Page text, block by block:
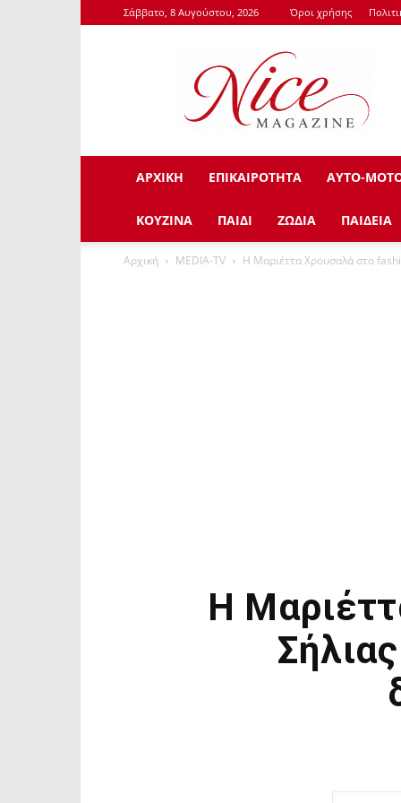
Σάββατο, 8 Αυγούστου, 2026 Όροι χρήσης
NiceMagazine.Gr
ΑΡΧΙΚΗ ΕΠΙΚΑΙΡΟΤΗΤΑ ΑΥΤΟ-
ΚΟΥΖΙΝΑ ΠΑΙΔΙ ΖΩΔΙΑ ΠΑΙΔΕΙΑ
Αρχική ΜEDIA-TV Η Μαριέττα Χρουσαλά στο
Η